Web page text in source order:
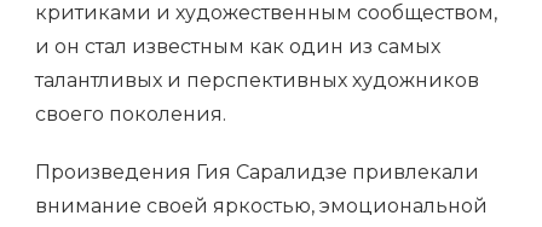
критиками и художественным сообществом,
и он стал известным как один из самых
талантливых и перспективных художников
своего поколения.
Произведения Гия Саралидзе привлекали
внимание своей яркостью, эмоциональной